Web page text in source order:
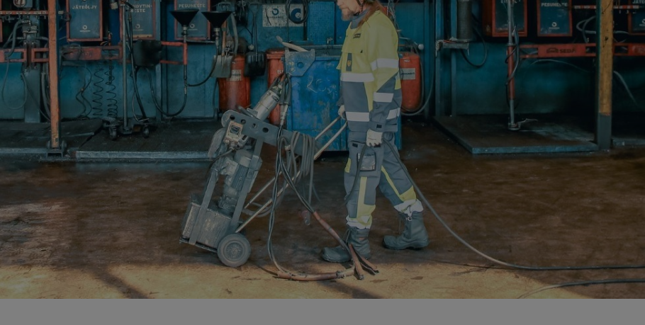
Rakentaminen ja infrastruktuuri
Arkaluontoisten dokumenttien tuhous
Elektroniikan tietoturvaratkaisut
Luotettavat kuljetuskumppanit
Muut käsittelypalvelut
Rakennusjätteen vastaanotto
Raportointi
Räätälöity opastus
Sähkö ja energia
Akkujen kierrätys
Asbestijätteen käsittely ja loppusijoitus
Elektroniikan tietoturvaratkaisut
Kaapeleiden kierrätys
Kyllästettyjen pylväiden kierrätys
Metallien käsittely ja kierrätys raaka-aineiksi
Muuntajien käsittely ja kierrätys
Rakennus- ja purkujätteen hyödyntäminen
Saastuneen maaperän käsittely
SF6 Kaasueristeisten laitteiden ja kojeiden kierrätys
Sähköinen siirtoasiakirjapalvelu
Tuulivoimaloiden kierrätys